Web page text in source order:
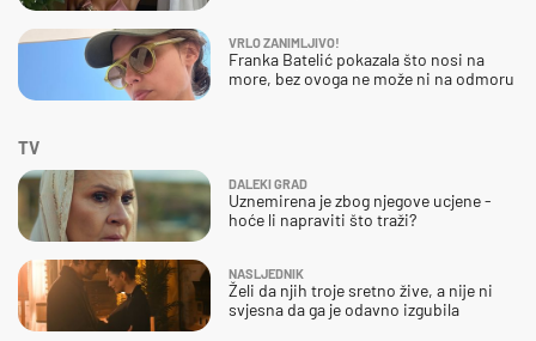
VRLO ZANIMLJIVO!
Franka Batelić pokazala što nosi na
more, bez ovoga ne može ni na odmoru
TV
DALEKI GRAD
Uznemirena je zbog njegove ucjene -
hoće li napraviti što traži?
NASLJEDNIK
Želi da njih troje sretno žive, a nije ni
svjesna da ga je odavno izgubila